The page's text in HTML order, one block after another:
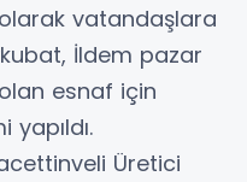
vatandaşlara
İldem pazar
esnaf için
yapıldı.
Üretici